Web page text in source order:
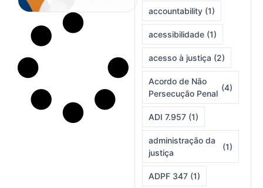
accountability (1)
acessibilidade (1)
acesso à justiça (2)
Acordo de Não
Persecução Penal
(4)
ADI 7.957 (1)
administração da
justiça
(1)
ADPF 347 (1)